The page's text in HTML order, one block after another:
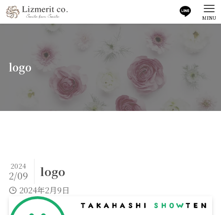
MENU
logo
logo
2024
2/09
2024年2月9日